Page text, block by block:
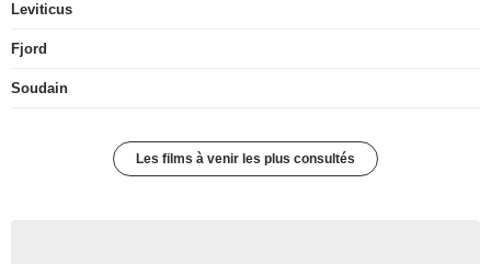
Leviticus
Fjord
Soudain
Les films à venir les plus consultés